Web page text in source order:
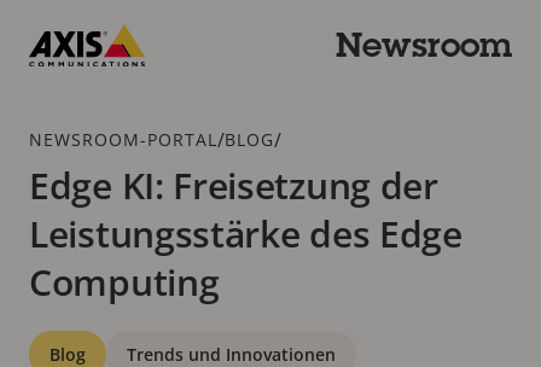
Hauptinhalt
springen
Newsroom
Breadcrumb
NEWSROOM-PORTAL /BLOG/
Edge KI: Freisetzung der
Leistungsstärke des Edge
Computing
Kategorien
Blog Trends und Innovationen